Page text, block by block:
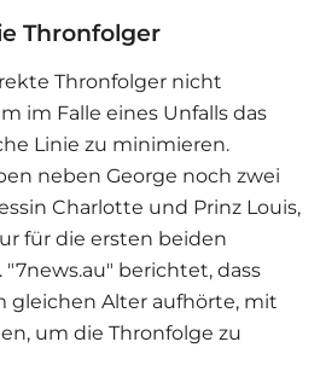
Thronfolger
Thronfolger nicht
im Falle eines Unfalls das
Linie zu minimieren.
neben George noch zwei
Charlotte und Prinz Louis,
für die ersten beiden
berichtet, dass
gleichen Alter aufhörte, mit
um die Thronfolge zu